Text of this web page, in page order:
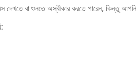
দেখতে বা শুনতে অস্বীকার করতে পারেন, কিন্তু